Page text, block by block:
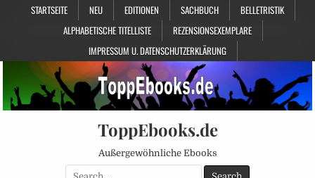
STARTSEITE NEU EDITIONEN SACHBUCH
BELLETRISTIK
ALPHABETISCHE TITELLISTE
REZENSIONSEXEMPLARE
IMPRESSUM U. DATENSCHUTZERKLÄRUNG
ToppEbooks.de
Außergewöhnliche Ebooks
Search